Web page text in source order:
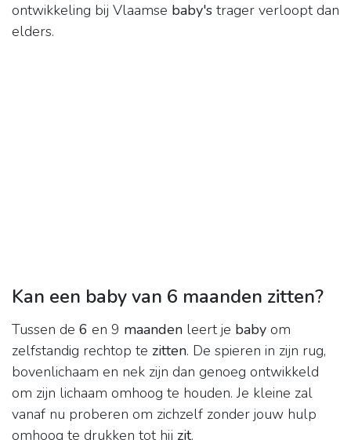
ontwikkeling bij Vlaamse baby's trager verloopt dan
elders.
Kan een baby van 6 maanden zitten?
Tussen de 6 en 9 maanden leert je baby om
zelfstandig rechtop te zitten. De spieren in zijn rug,
bovenlichaam en nek zijn dan genoeg ontwikkeld
om zijn lichaam omhoog te houden. Je kleine zal
vanaf nu proberen om zichzelf zonder jouw hulp
omhoog te drukken tot hij zit.